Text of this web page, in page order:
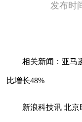
发布时
相关新闻：亚马
比增长48%
新浪科技讯 北京